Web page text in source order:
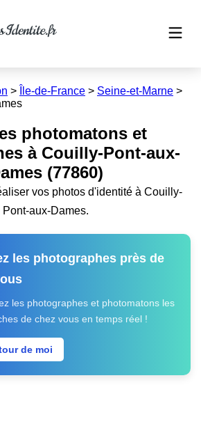
> Île-de-France > Seine-et-Marne >
photomatons et
à Couilly-Pont-aux-
(77860)
vos photos d'identité à Couilly-
Pont-aux-Dames.
les photographes près de
les photographes et photomatons les
de chez vous en temps réel !
de moi